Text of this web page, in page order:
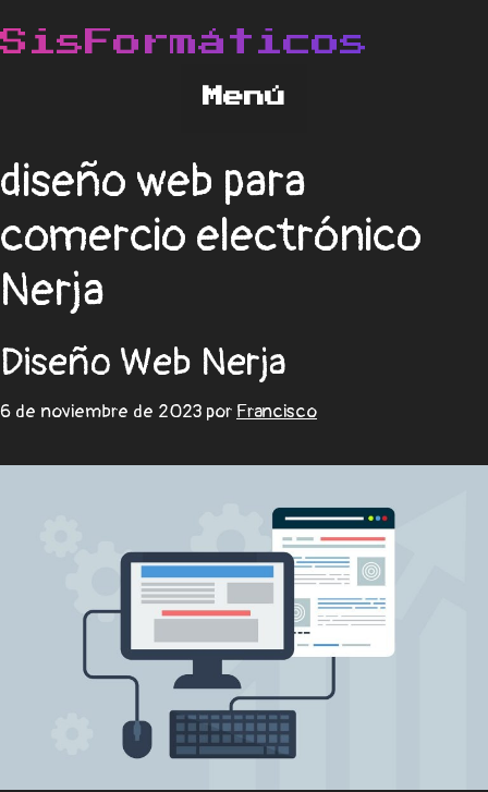
diseño web para
comercio electrónico
Nerja
Diseño Web Nerja
6 de noviembre de 2023 por Francisco